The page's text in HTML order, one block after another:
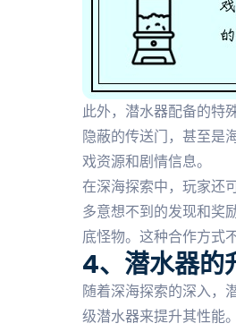
此外，潜水器配备的特
隐蔽的传送门，甚至是
戏资源和剧情信息。
在深海探索中，玩家还
多意想不到的发现和奖
底怪物。这种合作方式
4、潜水器的
随着深海探索的深入，
级潜水器来提升其性能